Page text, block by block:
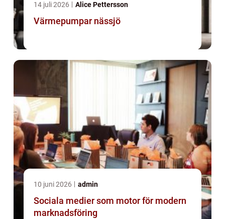
14 juli 2026 Alice Pettersson
Värmepumpar nässjö
10 juni 2026 admin
Sociala medier som motor för modern
marknadsföring